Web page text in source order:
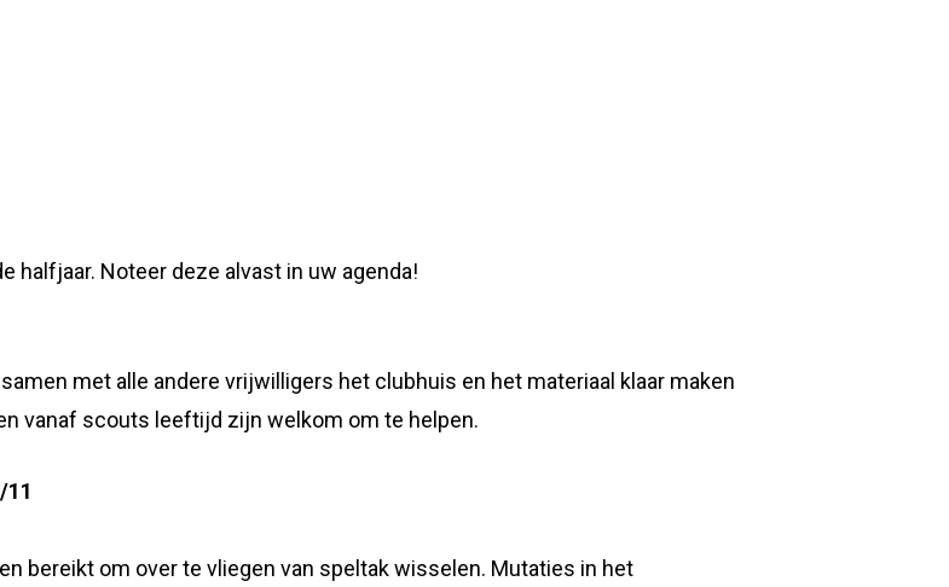
halfjaar. Noteer deze alvast in uw agenda!
met alle andere vrijwilligers het clubhuis en het materiaal klaar maken
vanaf scouts leeftijd zijn welkom om te helpen.
bereikt om over te vliegen van speltak wisselen. Mutaties in het